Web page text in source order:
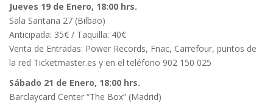
Jueves 19 de Enero, 18:00 hrs.
Sala Santana 27 (Bilbao)
Anticipada: 35€ / Taquilla: 40€
Venta de Entradas: Power Records, Fnac, Carrefour, puntos de
la red Ticketmaster.es y en el teléfono 902 150 025
Sábado 21 de Enero, 18:00 hrs.
Barclaycard Center “The Box” (Madrid)